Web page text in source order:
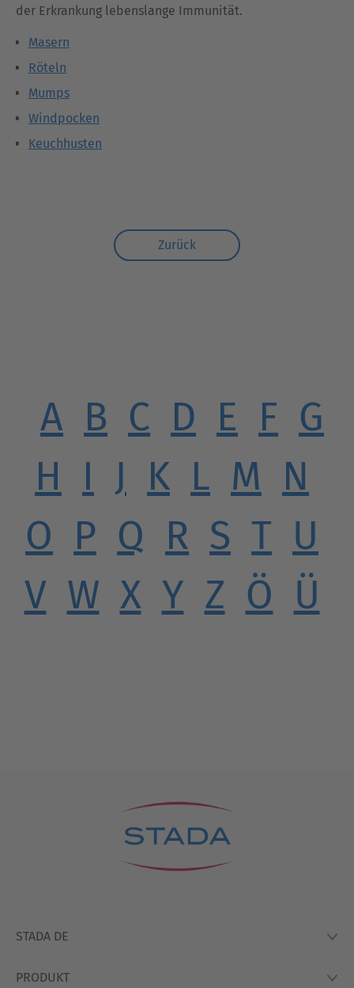
der Erkrankung lebenslange Immunität.
Masern
Röteln
Mumps
Windpocken
Keuchhusten
Zurück
A B C D E F G
H I J K L M N
O P Q R S T U
V W X Y Z Ö Ü
STADA DE
Lexikon
PRODUKT